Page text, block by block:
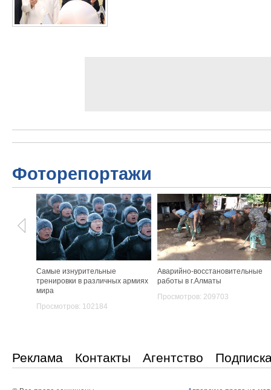
Фоторепортажи
Самые изнурительные
тренировки в различных армиях
мира
Просмотров: 102184
Аварийно-восстановительные
работы в г.Алматы
Просмотров: 209703
Реклама Контакты Агентство